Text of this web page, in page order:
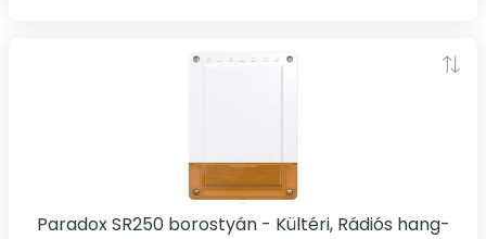
Paradox SR250 borostyán - Kültéri, Rádiós hang-